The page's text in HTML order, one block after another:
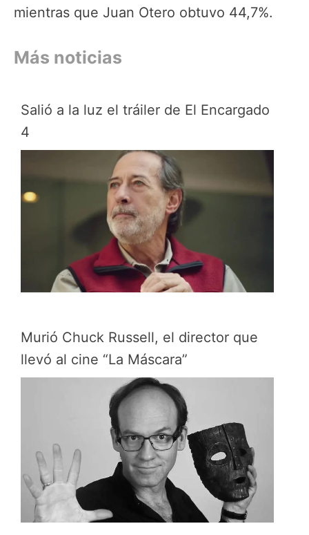
mientras que Juan Otero obtuvo 44,7%.
Más noticias
Salió a la luz el tráiler de El Encargado
4
Murió Chuck Russell, el director que
llevó al cine “La Máscara”